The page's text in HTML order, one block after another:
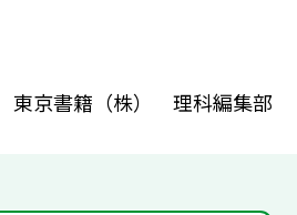
東京書籍（株） 理科編集部